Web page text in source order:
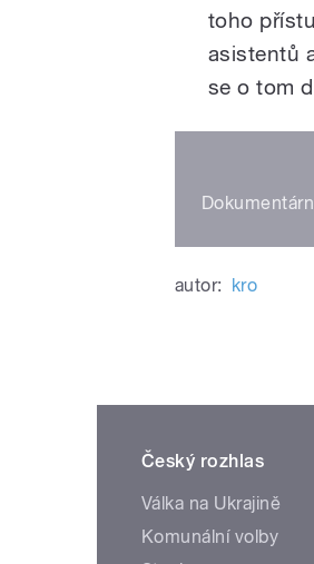
toho
asistentů
se o tom
autor: kro
Český rozhlas
Válka na Ukrajině
Komunální volby